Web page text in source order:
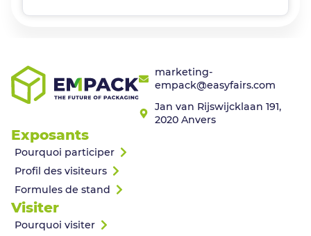
marketing-
empack@easyfairs.com
Jan van Rijswijcklaan 191,
2020 Anvers
Exposants
Pourquoi participer
Profil des visiteurs
Formules de stand
Visiter
Pourquoi visiter